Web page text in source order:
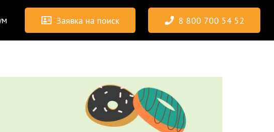
Заявка на поиск 8 800 700 54 52